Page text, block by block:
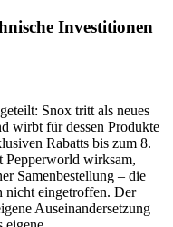
Investitionen
Snox tritt als neues
wirbt für dessen Produkte
Rabatts bis zum 8.
Pepperworld wirksam,
Samenbestellung – die
nicht eingetroffen. Der
Auseinandersetzung